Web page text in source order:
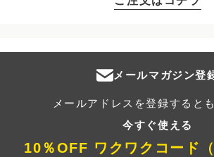
メールマガジン登
メールアドレスを登録すると
今すぐ使える
10％OFF ワクワクコード（